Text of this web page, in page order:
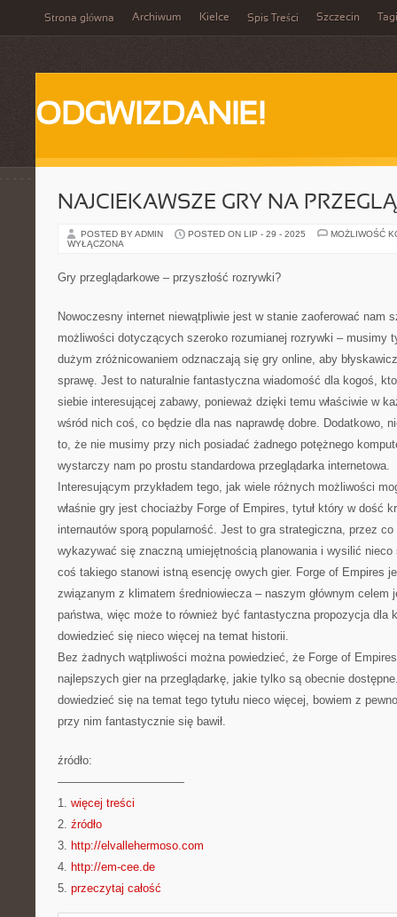
Strona główna Archiwum Kielce Spis Treści Szczecin Tagi
ODGWIZDANIE!
NAJCIEKAWSZE GRY NA
POSTED BY ADMIN POSTED ON LIP - 29 - 2025
MOŻLIWOŚĆ
WYŁĄCZONA
Gry przeglądarkowe – przyszłość rozrywki?
Nowoczesny internet niewątpliwie jest w stanie zaoferować nam
możliwości dotyczących szeroko rozumianej rozrywki – musimy
dużym zróżnicowaniem odznaczają się gry online, aby
sprawę. Jest to naturalnie fantastyczna wiadomość dla kogoś,
siebie interesującej zabawy, ponieważ dzięki temu właściwie w
wśród nich coś, co będzie dla nas naprawdę dobre. Dodatkowo,
to, że nie musimy przy nich posiadać żadnego potężnego
wystarczy nam po prostu standardowa przeglądarka internetowa.
Interesującym przykładem tego, jak wiele różnych możliwości
właśnie gry jest chociażby Forge of Empires, tytuł który w dość
internautów sporą popularność. Jest to gra strategiczna, przez
wykazywać się znaczną umiejętnością planowania i wysilić nieco
coś takiego stanowi istną esencję owych gier. Forge of Empires
związanym z klimatem średniowiecza – naszym głównym celem
państwa, więc może to również być fantastyczna propozycja dla
dowiedzieć się nieco więcej na temat historii.
Bez żadnych wątpliwości można powiedzieć, że Forge of
najlepszych gier na przeglądarkę, jakie tylko są obecnie
dowiedzieć się na temat tego tytułu nieco więcej, bowiem z
przy nim fantastycznie się bawił.
źródło:
———————————
1. więcej treści
2. źródło
3. http://elvallehermoso.com
4. http://em-cee.de
5. przeczytaj całość